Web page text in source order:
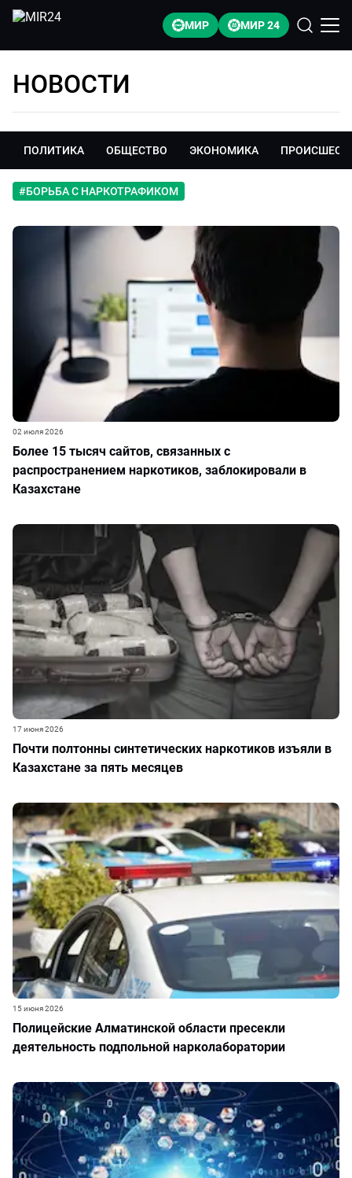
МИР МИР 24
НОВОСТИ
ПОЛИТИКА ОБЩЕСТВО ЭКОНОМИКА
#БОРЬБА С НАРКОТРАФИКОМ
Более 15 тысяч сайтов, связанных с
распространением наркотиков, заблокировали в
Казахстане
02 июля 2026
Почти полтонны синтетических наркотиков изъяли в
Казахстане за пять месяцев
17 июня 2026
Полицейские Алматинской области пресекли
деятельность подпольной нарколаборатории
15 июня 2026